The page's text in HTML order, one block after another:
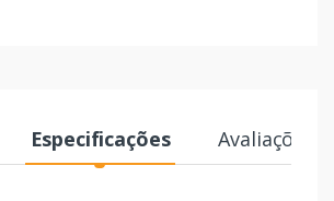
Especificações Avaliações